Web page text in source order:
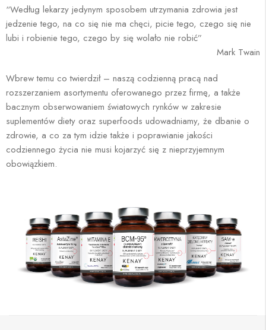
“Według lekarzy jedynym sposobem utrzymania zdrowia jest
jedzenie tego, na co się nie ma chęci, picie tego, czego się nie
lubi i robienie tego, czego by się wolało nie robić”
Mark Twain
Wbrew temu co twierdził – naszą codzienną pracą nad
rozszerzaniem asortymentu oferowanego przez firmę, a także
bacznym obserwowaniem światowych rynków w zakresie
suplementów diety oraz superfoods udowadniamy, że dbanie o
zdrowie, a co za tym idzie także i poprawianie jakości
codziennego życia nie musi kojarzyć się z nieprzyjemnym
obowiązkiem.